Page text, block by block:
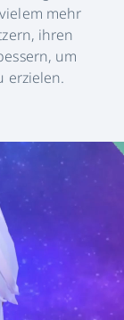
mehr
ihren
um
erzielen.